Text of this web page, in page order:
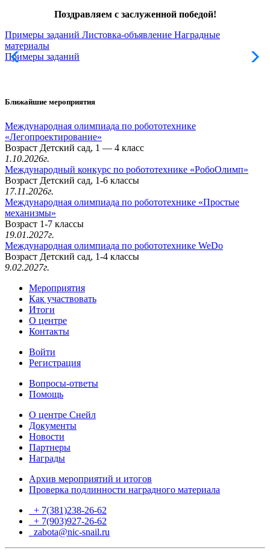
Поздравляем с заслуженной победой!
Примеры заданий Листовка-объявление Наградные
материалы
Примеры заданий
Ближайшие мероприятия
Международная олимпиада по робототехнике
«Легопроектирование»
Возраст Детский сад, 1 — 4 класс
1.10.2026г.
Международный конкурс по робототехнике «РобоОлимп»
Возраст Детский сад, 1-6 классы
17.11.2026г.
Международная олимпиада по робототехнике «Простые
механизмы»
Возраст 1-7 классы
19.01.2027г.
Международная олимпиада по робототехнике WeDo
Возраст Детский сад, 1-4 классы
9.02.2027г.
Мероприятия
Как участвовать
Итоги
О центре
Контакты
Войти
Регистрация
Вопросы-ответы
Помощь
О центре Снейл
Документы
Новости
Партнеры
Награды
Архив мероприятий и итогов
Проверка подлинности наградного материала
+ 7(381)238-26-62
+ 7(903)927-26-62
zabota@nic-snail.ru